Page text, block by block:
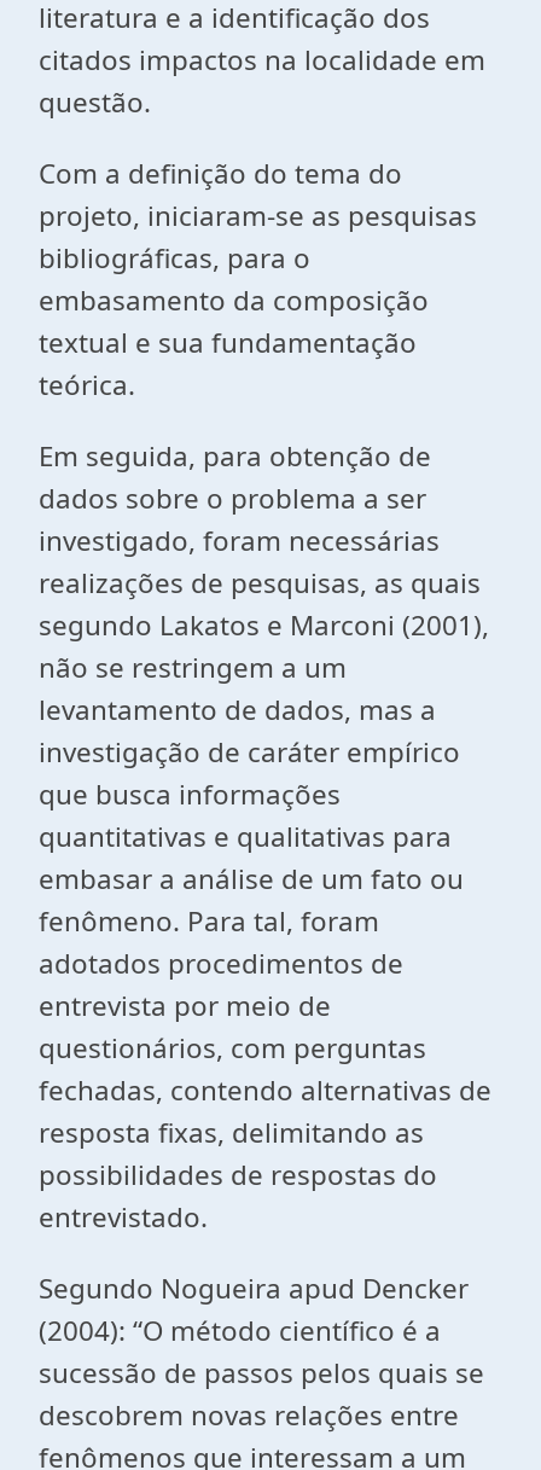
literatura e a identificação dos
citados impactos na localidade em
questão.
Com a definição do tema do
projeto, iniciaram-se as pesquisas
bibliográficas, para o
embasamento da composição
textual e sua fundamentação
teórica.
Em seguida, para obtenção de
dados sobre o problema a ser
investigado, foram necessárias
realizações de pesquisas, as quais
segundo Lakatos e Marconi (2001),
não se restringem a um
levantamento de dados, mas a
investigação de caráter empírico
que busca informações
quantitativas e qualitativas para
embasar a análise de um fato ou
fenômeno. Para tal, foram
adotados procedimentos de
entrevista por meio de
questionários, com perguntas
fechadas, contendo alternativas de
resposta fixas, delimitando as
possibilidades de respostas do
entrevistado.
Segundo Nogueira apud Dencker
(2004): “O método científico é a
sucessão de passos pelos quais se
descobrem novas relações entre
fenômenos que interessam a um